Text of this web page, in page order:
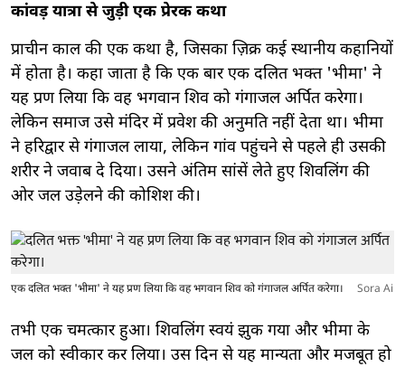
कांवड़ यात्रा से जुड़ी एक प्रेरक कथा
प्राचीन काल की एक कथा है, जिसका ज़िक्र कई स्थानीय कहानियों
में होता है। कहा जाता है कि एक बार एक दलित भक्त 'भीमा' ने
यह प्रण लिया कि वह भगवान शिव को गंगाजल अर्पित करेगा।
लेकिन समाज उसे मंदिर में प्रवेश की अनुमति नहीं देता था। भीमा
ने हरिद्वार से गंगाजल लाया, लेकिन गांव पहुंचने से पहले ही उसकी
शरीर ने जवाब दे दिया। उसने अंतिम सांसें लेते हुए शिवलिंग की
ओर जल उड़ेलने की कोशिश की।
एक दलित भक्त 'भीमा' ने यह प्रण लिया कि वह भगवान शिव को गंगाजल अर्पित करेगा। Sora Ai
तभी एक चमत्कार हुआ। शिवलिंग स्वयं झुक गया और भीमा के
जल को स्वीकार कर लिया। उस दिन से यह मान्यता और मजबूत हो